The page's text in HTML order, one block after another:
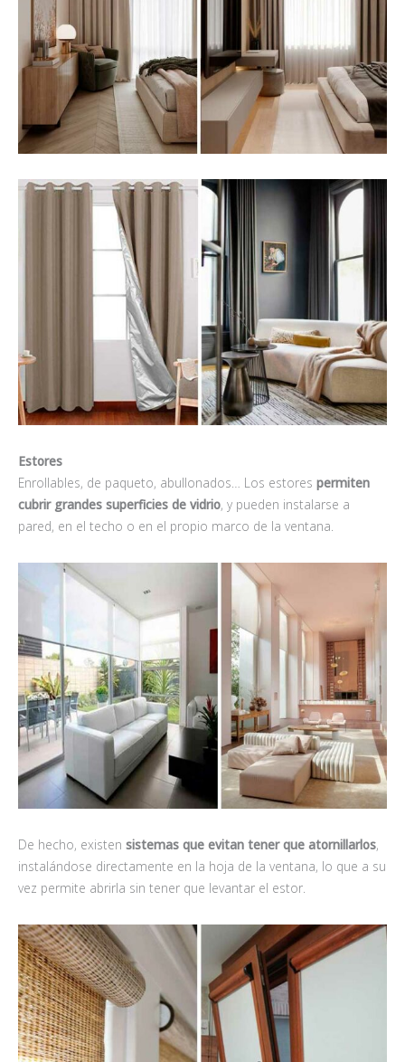
Estores
Enrollables, de paqueto, abullonados… Los estores permiten
cubrir grandes superficies de vidrio, y pueden instalarse a
pared, en el techo o en el propio marco de la ventana.
De hecho, existen sistemas que evitan tener que atornillarlos,
instalándose directamente en la hoja de la ventana, lo que a su
vez permite abrirla sin tener que levantar el estor.